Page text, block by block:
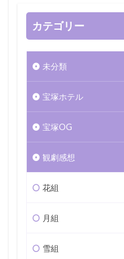
カテゴリー
未分類
宝塚ホテル
宝塚OG
観劇感想
花組
月組
雪組